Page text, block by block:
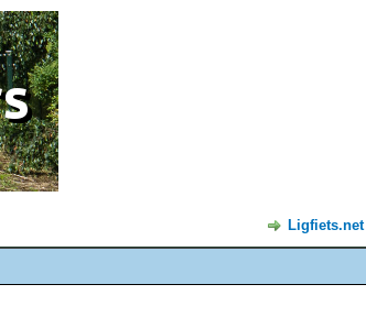
Ligfiets.net